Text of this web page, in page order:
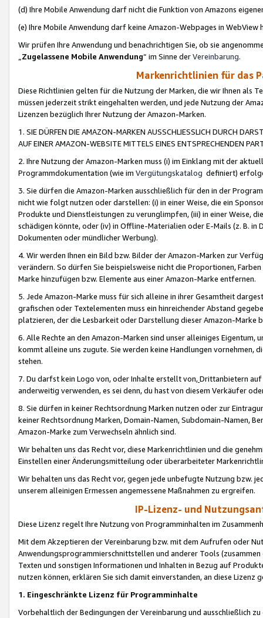
(d) Ihre Mobile Anwendung darf nicht die Funktion von Amazons
(e) Ihre Mobile Anwendung darf keine Amazon-Webpages in WebView
Wir prüfen Ihre Anwendung und benachrichtigen Sie, ob sie
„Zugelassene Mobile Anwendung“ im Sinne derVereinbarung.
Markenrichtlinien für das
Diese Richtlinien gelten für die Nutzung der Marken, die wir Ihnen als
müssen jederzeit strikt eingehalten werden, und jede Nutzung der
Lizenzen bezüglich Ihrer Nutzung der Amazon-Marken.
1. SIE DÜRFEN DIE AMAZON-MARKEN AUSSCHLIESSLICH DURCH
AUF EINER AMAZON-WEBSITE MITTELS EINES ENTSPRECHENDEN
2. Ihre Nutzung der Amazon-Marken muss (i) im Einklang mit der
Programmdokumentation (wie im Vergütungskatalog definiert)
3. Sie dürfen die Amazon-Marken ausschließlich für den in der
nicht wie folgt nutzen oder darstellen: (i) in einer Weise, die ein
Produkte und Dienstleistungen zu verunglimpfen, (iii) in einer Weise,
schädigen könnte, oder (iv) in Offline-Materialien oder E-Mails (z. B. in
Dokumenten oder mündlicher Werbung).
4. Wir werden Ihnen ein Bild bzw. Bilder der Amazon-Marken zur
verändern. So dürfen Sie beispielsweise nicht die Proportionen,
Marke hinzufügen bzw. Elemente aus einer Amazon-Marke entfernen.
5. Jede Amazon-Marke muss für sich alleine in ihrer Gesamtheit
grafischen oder Textelementen muss ein hinreichender Abstand
platzieren, der die Lesbarkeit oder Darstellung dieser Amazon-Marke
6. Alle Rechte an den Amazon-Marken sind unser alleiniges
kommt alleine uns zugute. Sie werden keine Handlungen vornehmen,
stehen.
7. Du darfst kein Logo von, oder Inhalte erstellt von,Drittanbietern auf
anderweitig verwenden, es sei denn, du hast von diesem Verkäufer
8. Sie dürfen in keiner Rechtsordnung Marken nutzen oder zur
keiner Rechtsordnung Marken, Domain-Namen, Subdomain-Namen,
Amazon-Marke zum Verwechseln ähnlich sind.
Wir behalten uns das Recht vor, diese Markenrichtlinien und die
Einstellen einer Änderungsmitteilung oder überarbeiteter
Wir behalten uns das Recht vor, gegen jede unbefugte Nutzung bzw.
unserem alleinigen Ermessen angemessene Maßnahmen zu ergreifen.
IP-Lizenz- und
Diese Lizenz regelt Ihre Nutzung von Programminhalten im
Mit dem Akzeptieren der Vereinbarung bzw. mit dem Aufrufen oder
Anwendungsprogrammierschnittstellen und anderer Tools (zusammen
Texten und sonstigen Informationen und Inhalten in Bezug auf
nutzen können, erklären Sie sich damit einverstanden, an diese Lizenz
1. Eingeschränkte Lizenz für Programminhalte
Vorbehaltlich der Bedingungen der Vereinbarung und ausschließlich